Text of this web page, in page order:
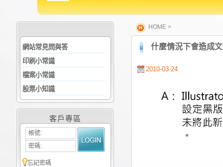
網站常見問與答
印刷小常識
檔案小常識
股票小知識
客戶專區
帳號:
密碼:
忘記密碼
HOME >
什麼情況下會造成
2010-03-24